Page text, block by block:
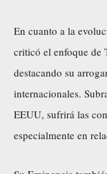
En cuanto a la
criticó el enfoque de
destacando su
internacionales.
EEUU, sufrirá las
especialmente en